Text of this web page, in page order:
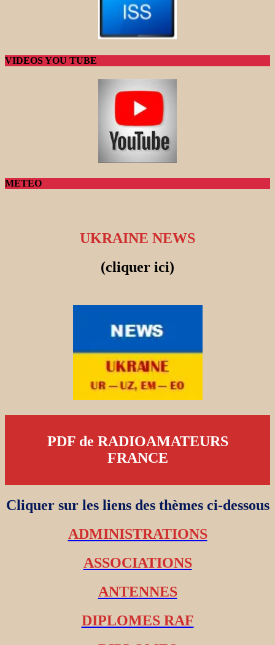
VIDEOS YOU TUBE
METEO
UKRAINE NEWS
(cliquer ici)
PDF de RADIOAMATEURS
FRANCE
Cliquer sur les liens des thèmes ci-dessous
ADMINISTRATIONS
ASSOCIATIONS
ANTENNES
DIPLOMES RAF